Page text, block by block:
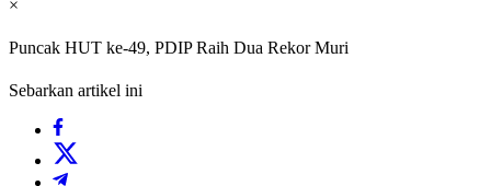
×
Puncak HUT ke-49, PDIP Raih Dua Rekor Muri
Sebarkan artikel ini